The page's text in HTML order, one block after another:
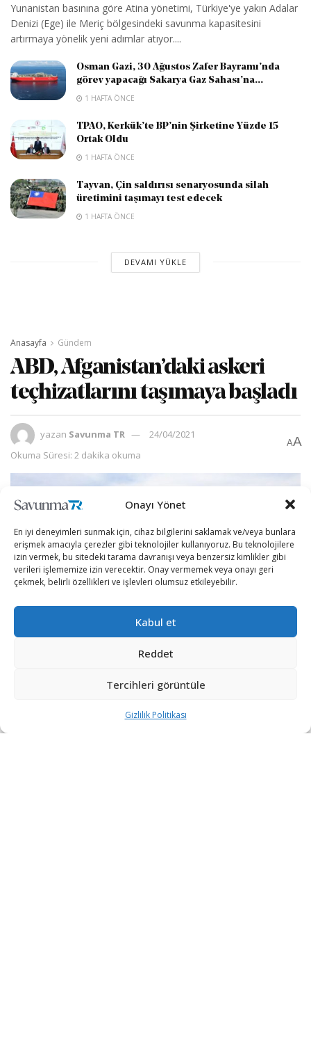
Onayı Yönet
En iyi deneyimleri sunmak için, cihaz bilgilerini saklamak ve/veya bunlara
erişmek amacıyla çerezler gibi teknolojiler kullanıyoruz. Bu teknolojilere
izin vermek, bu sitedeki tarama davranışı veya benzersiz kimlikler gibi
verileri işlememize izin verecektir. Onay vermemek veya onayı geri
çekmek, belirli özellikleri ve işlevleri olumsuz etkileyebilir.
Kabul et
Reddet
Tercihleri görüntüle
Gizlilik Politikası
Yunanistan basınına göre Atina yönetimi, Türkiye'ye yakın Adalar
Denizi (Ege) ile Meriç bölgesindeki savunma kapasitesini
artırmaya yönelik yeni adımlar atıyor....
Osman Gazi, 30 Ağustos Zafer Bayramı’nda
görev yapacağı Sakarya Gaz Sahası’na...
1 HAFTA ÖNCE
TPAO, Kerkük’te BP’nin Şirketine Yüzde 15
Ortak Oldu
1 HAFTA ÖNCE
Tayvan, Çin saldırısı senaryosunda silah
üretimini taşımayı test edecek
1 HAFTA ÖNCE
DEVAMI YÜKLE
Anasayfa Gündem
ABD, Afganistan’daki askeri
teçhizatlarını taşımaya başladı
yazan Savunma TR
24/04/2021
Okuma Süresi: 2 dakika okuma
AA
Adları açıklanmayan ABD’li 3 savunma yetkilisi, ABD’nin
Afganistan’dan çekilme süreciyle ilgili CNN’e